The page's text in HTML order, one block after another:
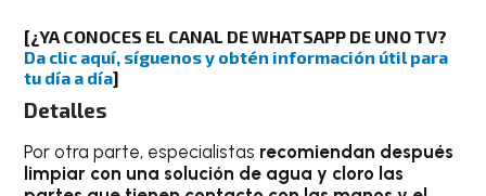
[¿YA CONOCES EL CANAL DE WHATSAPP DE UNO TV?
Da clic aquí, síguenos y obtén información útil para
tu día a día]
Detalles
Por otra parte, especialistas recomiendan después
limpiar con una solución de agua y cloro las